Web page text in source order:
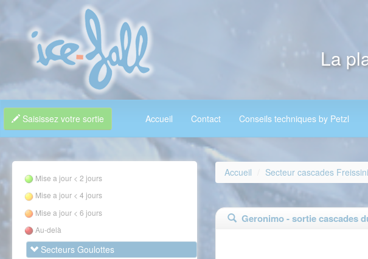
La
Saisissez votre sortie Accueil Contact Conseils techniques by Petzl
Mise a jour < 2 jours
Mise a jour < 4 jours
Mise a jour < 6 jours
Au-delà
Secteurs Goulottes
Accueil Secteur cascades
Geronimo - sortie cascades